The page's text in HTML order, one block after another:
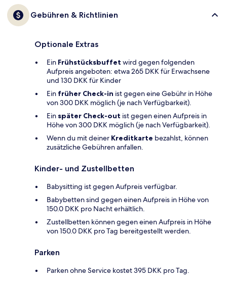
Gebühren & Richtlinien
Optionale Extras
Ein Frühstücksbuffet wird gegen folgenden
Aufpreis angeboten: etwa 265 DKK für Erwachsene
und 130 DKK für Kinder
Ein früher Check-in ist gegen eine Gebühr in Höhe
von 300 DKK möglich (je nach Verfügbarkeit).
Ein später Check-out ist gegen einen Aufpreis in
Höhe von 300 DKK möglich (je nach Verfügbarkeit).
Wenn du mit deiner Kreditkarte bezahlst, können
zusätzliche Gebühren anfallen.
Kinder- und Zustellbetten
Babysitting ist gegen Aufpreis verfügbar.
Babybetten sind gegen einen Aufpreis in Höhe von
150.0 DKK pro Nacht erhältlich.
Zustellbetten können gegen einen Aufpreis in Höhe
von 150.0 DKK pro Tag bereitgestellt werden.
Parken
Parken ohne Service kostet 395 DKK pro Tag.